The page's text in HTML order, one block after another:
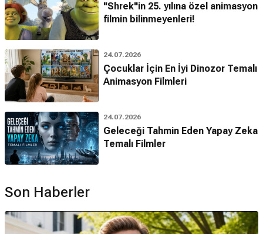
"Shrek"in 25. yılına özel animasyon
filmin bilinmeyenleri!
24.07.2026
Çocuklar İçin En İyi Dinozor Temalı
Animasyon Filmleri
24.07.2026
Geleceği Tahmin Eden Yapay Zeka
Temalı Filmler
Son Haberler